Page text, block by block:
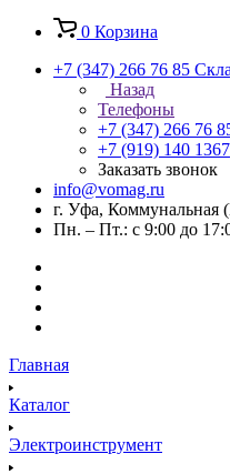
0 Корзина
+7 (347) 266 76 85
Назад
Телефоны
+7 (347) 266 76
+7 (919) 140 1367
Заказать звонок
info@vomag.ru
г. Уфа, Коммунальная
Пн. – Пт.: с 9:00 до
Главная
Каталог
Электроинструмент